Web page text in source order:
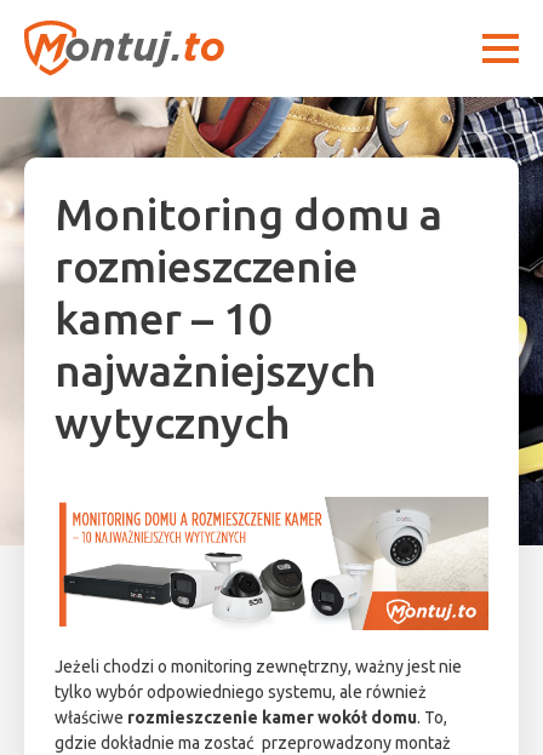
Monitoring domu a
rozmieszczenie
kamer – 10
najważniejszych
wytycznych
Jeżeli chodzi o monitoring zewnętrzny, ważny jest nie
tylko wybór odpowiedniego systemu, ale również
właściwe rozmieszczenie kamer wokół domu. To,
gdzie dokładnie ma zostać przeprowadzony montaż